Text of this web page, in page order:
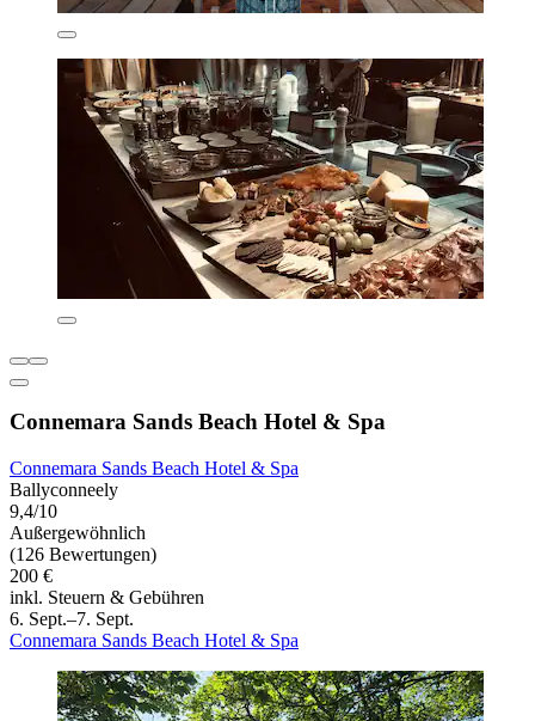
Connemara Sands Beach Hotel & Spa
Connemara Sands Beach Hotel & Spa
Ballyconneely
9,4/10
Außergewöhnlich
(126 Bewertungen)
200 €
inkl. Steuern & Gebühren
6. Sept.–7. Sept.
Connemara Sands Beach Hotel & Spa